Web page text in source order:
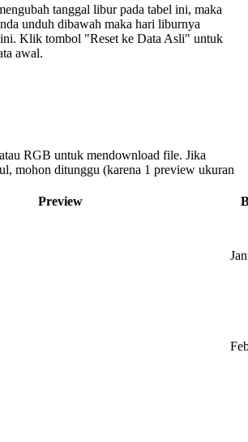
tanggal libur pada tabel ini, maka
unduh dibawah maka hari liburnya
Klik tombol "Reset ke Data Asli" untuk
awal.
RGB untuk mendownload file. Jika
mohon ditunggu (karena 1 preview ukuran
Preview